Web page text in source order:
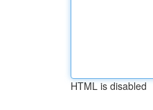
HTML is disabled